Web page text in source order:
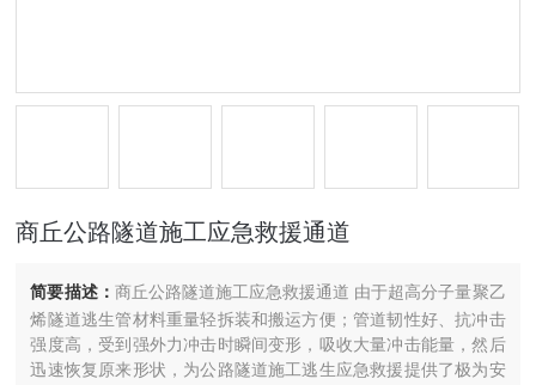
商丘公路隧道施工应急救援通道
简要描述： 商丘公路隧道施工应急救援通道 由于超高分子量聚乙
烯隧道逃生管材料重量轻拆装和搬运方便；管道韧性好、抗冲击
强度高，受到强外力冲击时瞬间变形，吸收大量冲击能量，然后
迅速恢复原来形状，为公路隧道施工逃生应急救援提供了极为安